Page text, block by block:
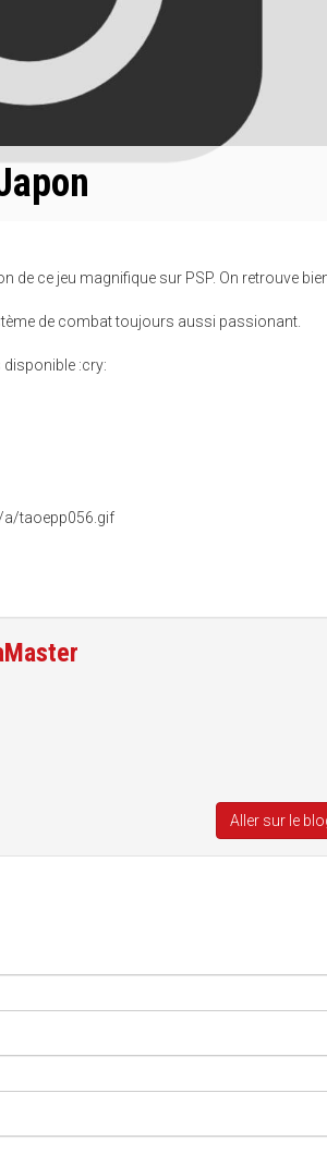
ce jeu magnifique sur PSP. On retrouve
de combat toujours aussi passionant.
:cry:
Aller sur le